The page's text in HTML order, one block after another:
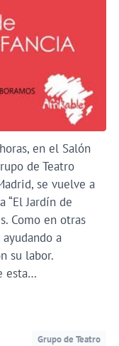
en el Salón
de Teatro
se vuelve a
“El Jardín de
Como en otras
a
su labor.
esta…
Grupo de Teatro